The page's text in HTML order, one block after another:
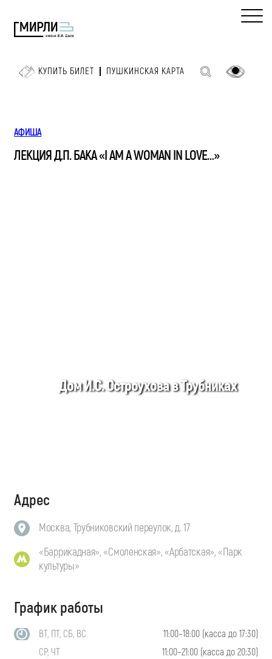
КУПИТЬ БИЛЕТ ПУШКИНСКАЯ КАРТА
АФИША
ЛЕКЦИЯ Д.П. БАКА «I AM A WOMAN IN LOVE…»
Дом И.С. Остроухова в Трубниках
Адрес
Москва, Трубниковский переулок, д. 17
«Баррикадная», «Смоленская», «Арбатская», «Парк
культуры»
График работы
ВТ, ПТ, СБ, ВС
11:00–18:00 (касса до 17:30)
СР, ЧТ
11:00–21:00 (касса до 20:30)